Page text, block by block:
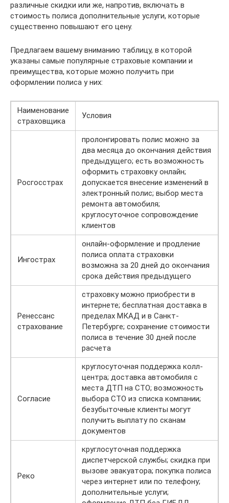
различные скидки или же, напротив, включать в
стоимость полиса дополнительные услуги, которые
существенно повышают его цену.
Предлагаем вашему вниманию таблицу, в которой
указаны самые популярные страховые компании и
преимущества, которые можно получить при
оформлении полиса у них:
Наименование
страховщика
Условия
Росгосстрах
пролонгировать полис можно за
два месяца до окончания действия
предыдущего; есть возможность
оформить страховку онлайн;
допускается внесение изменений в
электронный полис; выбор места
ремонта автомобиля;
круглосуточное сопровождение
клиентов
Ингострах
онлайн-оформление и продление
полиса оплата страховки
возможна за 20 дней до окончания
срока действия предыдущего
Ренессанс
страхование
страховку можно приобрести в
интернете; бесплатная доставка в
пределах МКАД и в Санкт-
Петербурге; сохранение стоимости
полиса в течение 30 дней после
расчета
Согласие
круглосуточная поддержка колл-
центра; доставка автомобиля с
места ДТП на СТО; возможность
выбора СТО из списка компании;
безубыточные клиенты могут
получить выплату по сканам
документов
Реко
круглосуточная поддержка
диспетчерской службы; скидка при
вызове эвакуатора; покупка полиса
через интернет или по телефону;
дополнительные услуги;